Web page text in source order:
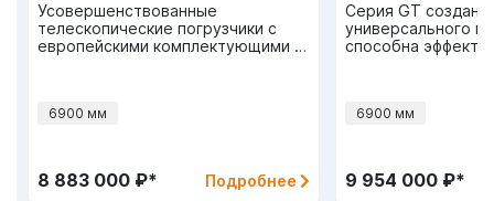
Усовершенствованные
телескопические погрузчики с
европейскими комплектующими и
пользовательский опыт.
6900 мм
8 883 000 ₽* Подробнее
Серия GT создана
универсального
способна
6900 мм
9 954 000 ₽*